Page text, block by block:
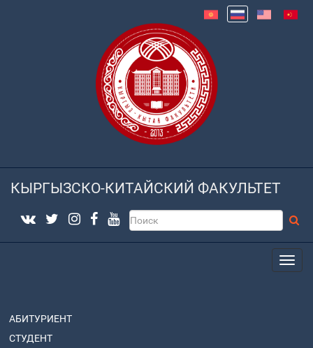
КЫРГЫЗСКО-КИТАЙСКИЙ ФАКУЛЬТЕТ
АБИТУРИЕНТ
СТУДЕНТ